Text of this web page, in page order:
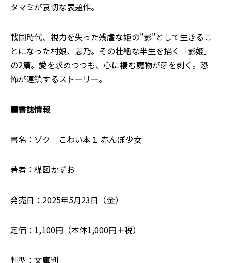
タマミが哀切な表題作。
戦国時代、視力を失った残虐な姫の"影"として生きるこ
とになった村娘、志乃。その壮絶な半生を描く「影姫」
の2篇。愛を求めつつも、心に棲む魔物が牙を剥く。恐
怖が連鎖するストーリー。
■書誌情報
書名：ゾク こわい本１ 赤んぼ少女
著者：楳図かずお
発売日：2025年5月23日（金）
定価：1,100円（本体1,000円＋税）
判型：文庫判